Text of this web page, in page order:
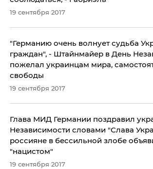
19 сентября 2017
​"Германию очень волнует судьба
граждан", - Штайнмайер в День
пожелал украинцам мира,
свободы
19 сентября 2017
​Глава МИД Германии поздравил
Независимости словами "Слава
россияне в бессильной злобе
"нацистом"
19 сентября 2017